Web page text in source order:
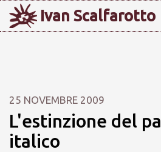
Ivan Scalfarotto
25 NOVEMBRE 2009
L'estinzione del
italico